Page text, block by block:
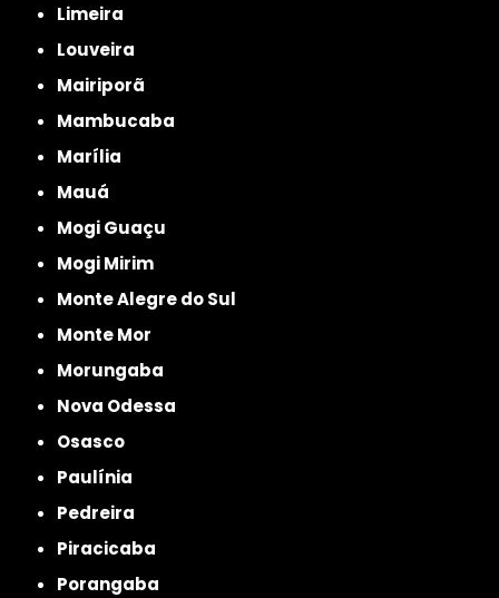
Limeira
Louveira
Mairiporã
Mambucaba
Marília
Mauá
Mogi Guaçu
Mogi Mirim
Monte Alegre do Sul
Monte Mor
Morungaba
Nova Odessa
Osasco
Paulínia
Pedreira
Piracicaba
Porangaba